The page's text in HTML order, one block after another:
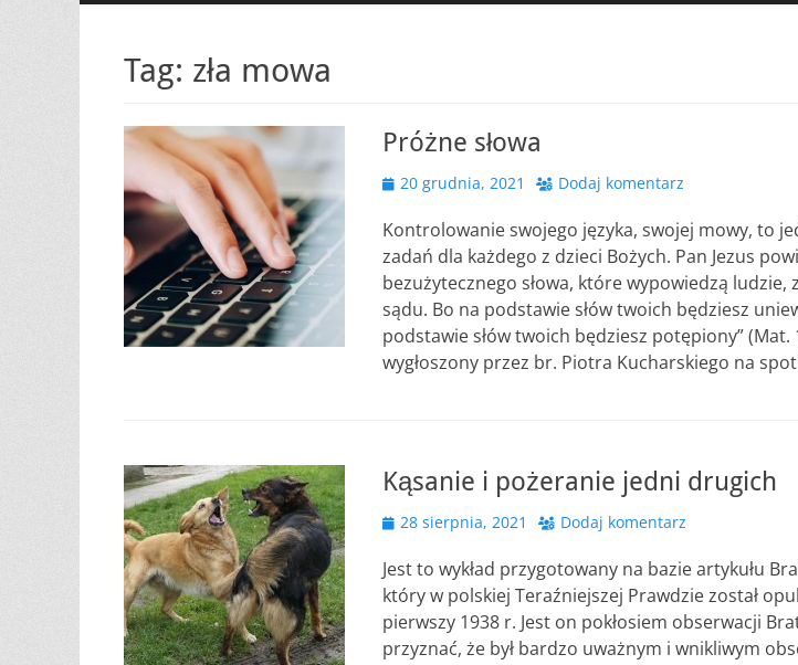
Tag: zła mowa
Próżne słowa
Opublikowano
20 grudnia, 2021 Dodaj komentarz
Kontrolowanie swojego języka, swojej mowy, to
zadań dla każdego z dzieci Bożych. Pan Jezus
bezużytecznego słowa, które wypowiedzą ludzie,
sądu. Bo na podstawie słów twoich będziesz
podstawie słów twoich będziesz potępiony” (Mat.
wygłoszony przez br. Piotra Kucharskiego na
Kąsanie i pożeranie jedni drugich
Opublikowano
28 sierpnia, 2021 Dodaj komentarz
Jest to wykład przygotowany na bazie artykułu
który w polskiej Teraźniejszej Prawdzie został
pierwszy 1938 r. Jest on pokłosiem obserwacji
przyznać, że był bardzo uważnym i wnikliwym